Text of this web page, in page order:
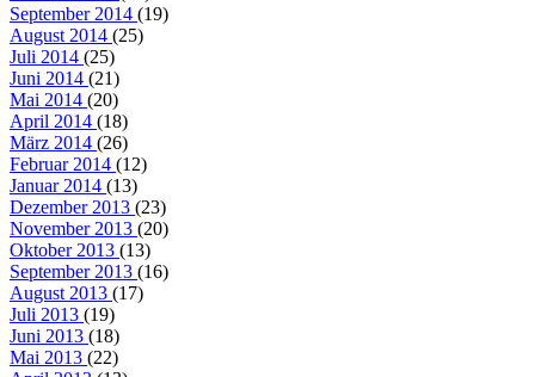
September 2014 (19)
August 2014 (25)
Juli 2014 (25)
Juni 2014 (21)
Mai 2014 (20)
April 2014 (18)
März 2014 (26)
Februar 2014 (12)
Januar 2014 (13)
Dezember 2013 (23)
November 2013 (20)
Oktober 2013 (13)
September 2013 (16)
August 2013 (17)
Juli 2013 (19)
Juni 2013 (18)
Mai 2013 (22)